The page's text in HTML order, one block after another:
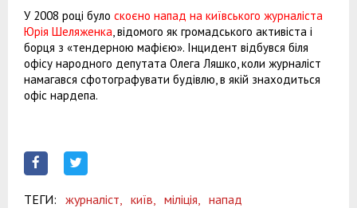
У 2008 році було скоєно напад на київського журналіста
Юрія Шеляженка, відомого як громадського активіста і
борця з «тендерною мафією». Інцидент відбувся біля
офісу народного депутата Олега Ляшко, коли журналіст
намагався сфотографувати будівлю, в якій знаходиться
офіс нардепа.
ТЕГИ: журналіст, київ, міліція, напад